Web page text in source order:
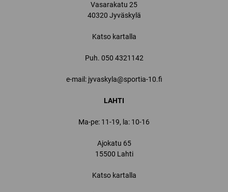
Vasarakatu 25
40320 Jyväskylä
Katso kartalla
Puh. 050 4321142
e-mail: jyvaskyla@sportia-10.fi
LAHTI
Ma-pe: 11-19, la: 10-16
Ajokatu 65
15500 Lahti
Katso kartalla